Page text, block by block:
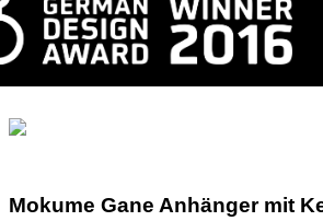
Mokume Gane Anhänger mit